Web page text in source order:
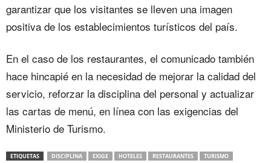
garantizar que los visitantes se lleven una imagen
positiva de los establecimientos turísticos del país.
En el caso de los restaurantes, el comunicado también
hace hincapié en la necesidad de mejorar la calidad del
servicio, reforzar la disciplina del personal y actualizar
las cartas de menú, en línea con las exigencias del
Ministerio de Turismo.
ETIQUETAS DISCIPLINA EXIGE HOTELES RESTAURANTES TURISMO